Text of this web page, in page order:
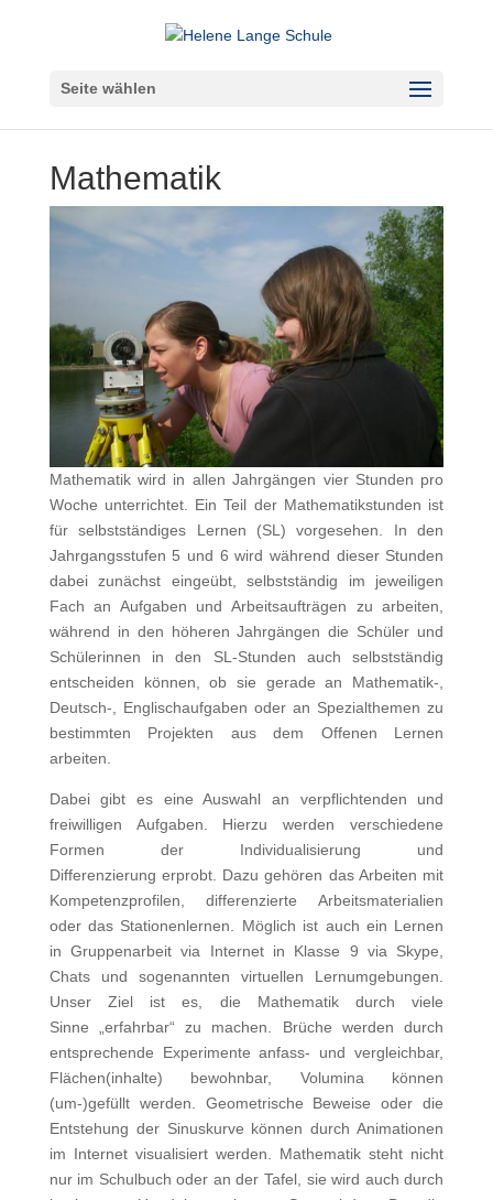
Seite wählen
Mathematik
Mathematik wird in allen Jahrgängen vier Stunden pro
Woche unterrichtet. Ein Teil der Mathematikstunden ist
für selbstständiges Lernen (SL) vorgesehen. In den
Jahrgangsstufen 5 und 6 wird während dieser Stunden
dabei zunächst eingeübt, selbstständig im jeweiligen
Fach an Aufgaben und Arbeitsaufträgen zu arbeiten,
während in den höheren Jahrgängen die Schüler und
Schülerinnen in den SL-Stunden auch selbstständig
entscheiden können, ob sie gerade an Mathematik-,
Deutsch-, Englischaufgaben oder an Spezialthemen zu
bestimmten Projekten aus dem Offenen Lernen
arbeiten.
Dabei gibt es eine Auswahl an verpflichtenden und
freiwilligen Aufgaben. Hierzu werden verschiedene
Formen der Individualisierung und
Differenzierung erprobt. Dazu gehören das Arbeiten mit
Kompetenzprofilen, differenzierte Arbeitsmaterialien
oder das Stationenlernen. Möglich ist auch ein Lernen
in Gruppenarbeit via Internet in Klasse 9 via Skype,
Chats und sogenannten virtuellen Lernumgebungen.
Unser Ziel ist es, die Mathematik durch viele
Sinne „erfahrbar“ zu machen. Brüche werden durch
entsprechende Experimente anfass- und vergleichbar,
Flächen(inhalte) bewohnbar, Volumina können
(um-)gefüllt werden. Geometrische Beweise oder die
Entstehung der Sinuskurve können durch Animationen
im Internet visualisiert werden. Mathematik steht nicht
nur im Schulbuch oder an der Tafel, sie wird auch durch